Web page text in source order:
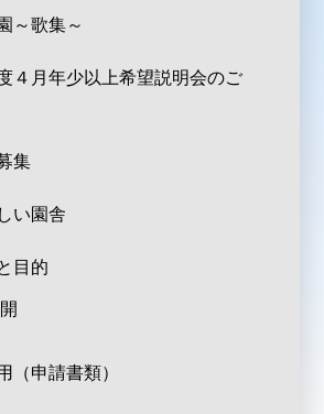
～歌集～
４月年少以上希望説明会のご
集
い園舎
目的
（申請書類）